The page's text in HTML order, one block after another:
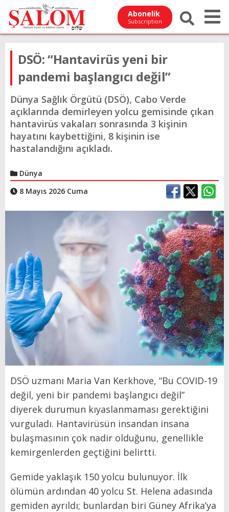
Abonelik
Subscription
DSÖ: “Hantavirüs yeni bir
pandemi başlangıcı değil”
Dünya Sağlık Örgütü (DSÖ), Cabo Verde
açıklarında demirleyen yolcu gemisinde çıkan
hantavirüs vakaları sonrasında 3 kişinin
hayatını kaybettiğini, 8 kişinin ise
hastalandığını açıkladı.
Dünya
8 Mayıs 2026 Cuma
DSÖ uzmanı Maria Van Kerkhove, “Bu COVID-19
değil, yeni bir pandemi başlangıcı değil”
diyerek durumun kıyaslanmaması gerektiğini
vurguladı. Hantavirüsün insandan insana
bulaşmasının çok nadir olduğunu, genellikle
kemirgenlerden geçtiğini belirtti.
Gemide yaklaşık 150 yolcu bulunuyor. İlk
ölümün ardından 40 yolcu St. Helena adasında
gemiden ayrıldı; bunlardan biri Güney Afrika’ya